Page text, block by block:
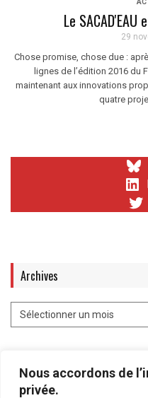
Nous accordons de
privée.
Le
29
Chose promise, chose due :
lignes de l’édition 2016 du
maintenant aux innovations
quatre
Archives